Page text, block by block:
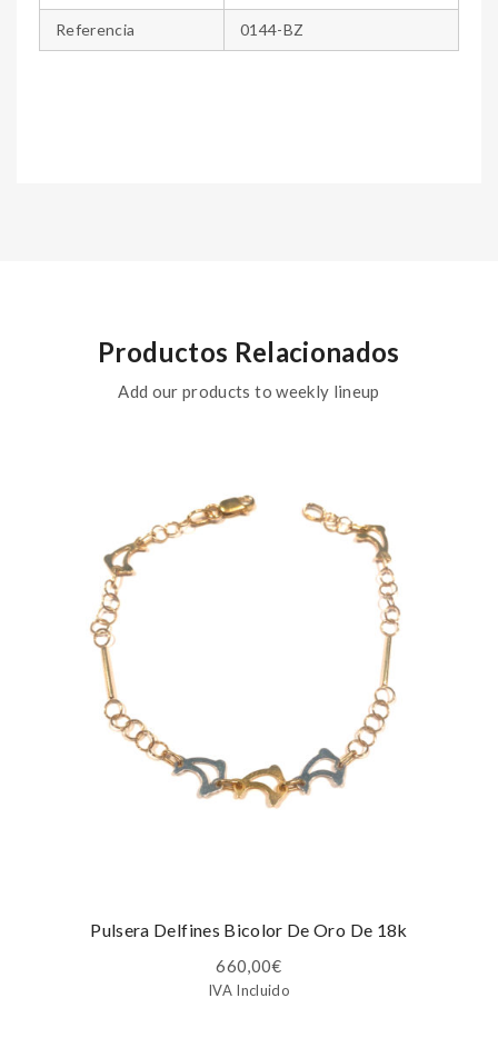
Referencia 0144-BZ
Productos Relacionados
Add our products to weekly lineup
Pulsera Delfines Bicolor De Oro De 18k
660,00€
IVA Incluido